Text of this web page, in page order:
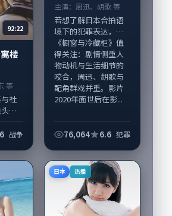
92:22
楼
等
社
语
计
，
战争
主演： 周迅、胡歌 等
若想了解日本合拍语
境下的犯罪表达，
《橱窗与冷藏柜》值
得关注：剧情侧重人
物动机与生活细节的
咬合，周迅、胡歌与
配角群戏并重。影片
2020年面世后在影...
76,064 6.6 犯罪
日本 热播